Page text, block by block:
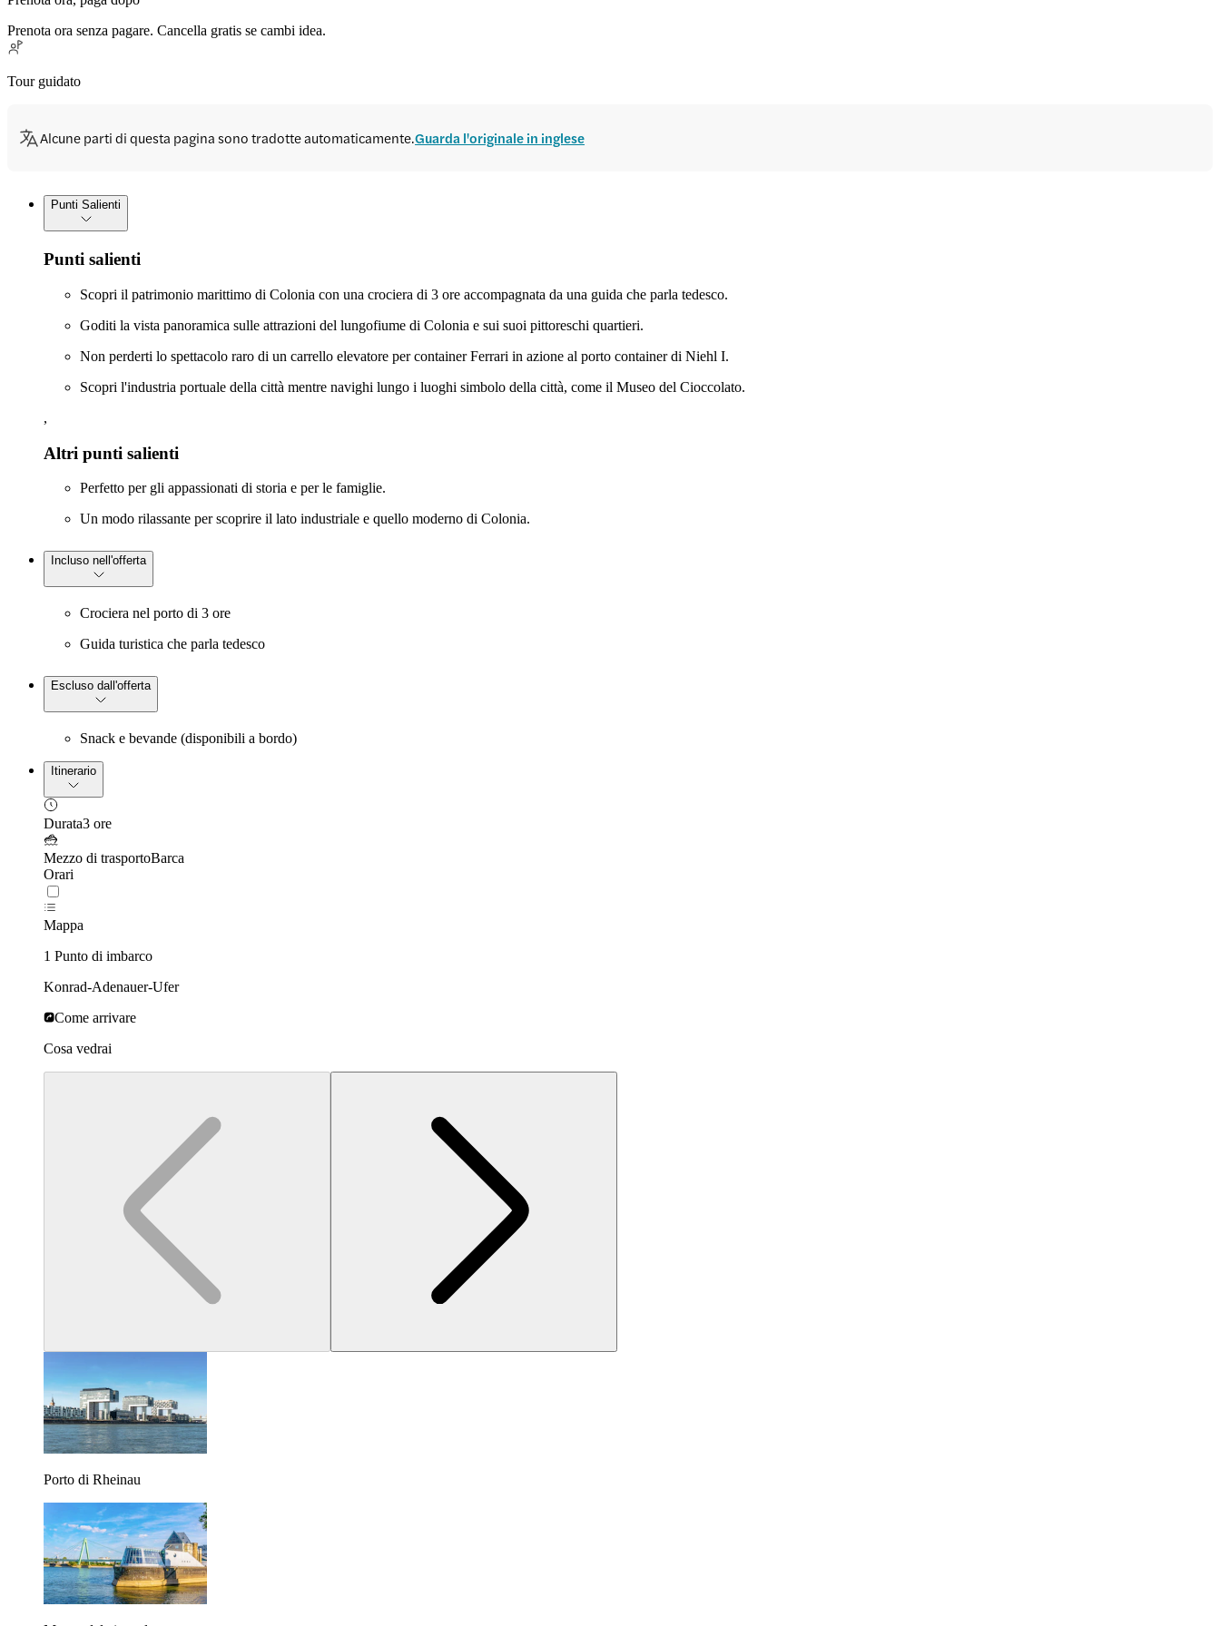
Prenota ora senza pagare. Cancella gratis se cambi idea.
Tour guidato
Alcune parti di questa pagina sono tradotte automaticamente.Guarda l'originale in inglese
Punti Salienti
Punti salienti
Scopri il patrimonio marittimo di Colonia con una crociera di 3 ore accompagnata da una guida che parla tedesco.
Goditi la vista panoramica sulle attrazioni del lungofiume di Colonia e sui suoi pittoreschi quartieri.
Non perderti lo spettacolo raro di un carrello elevatore per container Ferrari in azione al porto container di Niehl I.
Scopri l'industria portuale della città mentre navighi lungo i luoghi simbolo della città, come il Museo del Cioccolato.
,
Altri punti salienti
Perfetto per gli appassionati di storia e per le famiglie.
Un modo rilassante per scoprire il lato industriale e quello moderno di Colonia.
Incluso nell'offerta
Crociera nel porto di 3 ore
Guida turistica che parla tedesco
Escluso dall'offerta
Snack e bevande (disponibili a bordo)
Itinerario
Durata3 ore
Mezzo di trasportoBarca
Orari
Mappa
1 Punto di imbarco
Konrad-Adenauer-Ufer
Come arrivare
Cosa vedrai
Porto di Rheinau